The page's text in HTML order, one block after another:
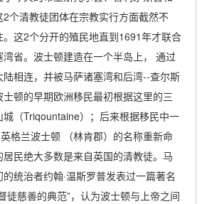
个清教徒团体在宗教实行方面截然不
这2个分开的殖民地直到1691年才联合
省。波士顿建造在一个半岛上， 通过
相连，并被马萨诸塞湾和后湾--查尔斯
顿的早期欧洲移民最初根据这里的三
（Triqountaine）；后来根据移民中一
格兰波士顿 （林肯郡）的名称重新命
民绝大多数是来自英国的清教徒。马
统治者约翰·温斯罗普发表过一篇著名
徒慈善的典范”，认为波士顿与上帝之间